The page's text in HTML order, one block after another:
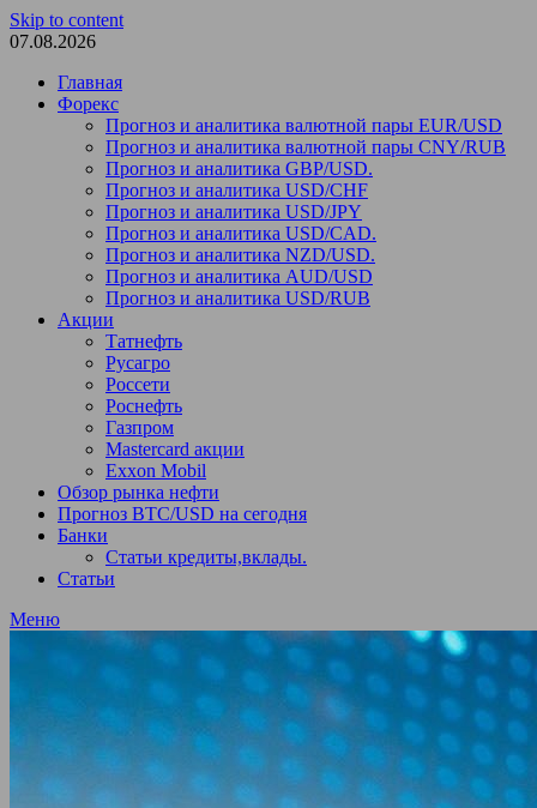
Skip to content
07.08.2026
Главная
Форекс
Прогноз и аналитика валютной пары EUR/USD
Прогноз и аналитика валютной пары CNY/RUB
Прогноз и аналитика GBP/USD.
Прогноз и аналитика USD/CHF
Прогноз и аналитика USD/JPY
Прогноз и аналитика USD/CAD.
Прогноз и аналитика NZD/USD.
Прогноз и аналитика AUD/USD
Прогноз и аналитика USD/RUB
Акции
Татнефть
Русагро
Россети
Роснефть
Газпром
Mastercard акции
Exxon Mobil
Обзор рынка нефти
Прогноз BTC/USD на сегодня
Банки
Статьи кредиты,вклады.
Статьи
Меню